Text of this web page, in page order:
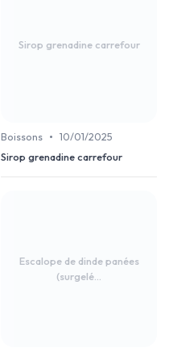
Sirop grenadine carrefour
Boissons • 10/01/2025
Sirop grenadine carrefour
Escalope de dinde panées
(surgelé...